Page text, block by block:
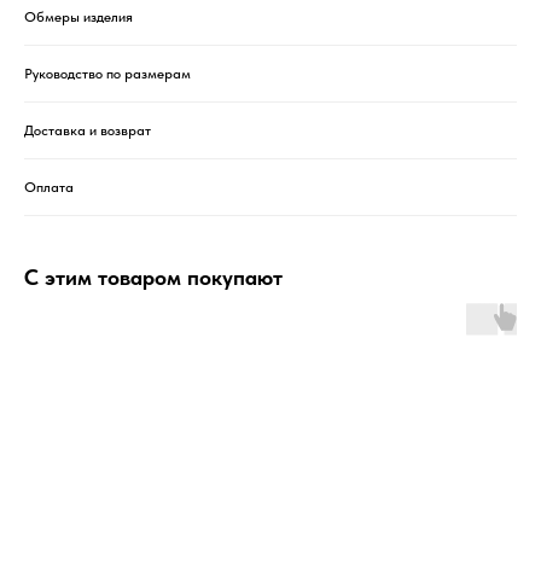
Обмеры изделия
Руководство по размерам
Доставка и возврат
Оплата
С этим товаром покупают